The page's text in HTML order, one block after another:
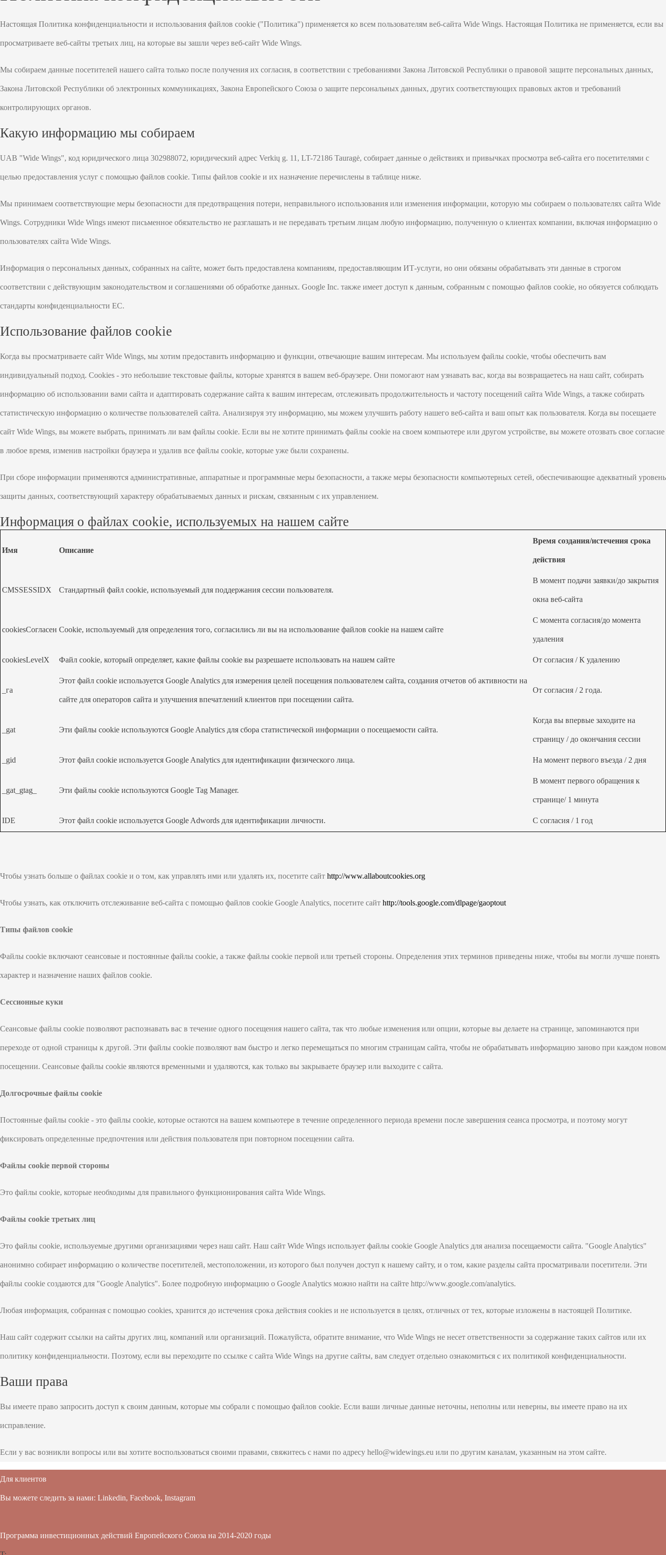
Настоящая Политика конфиденциальности и использования файлов cookie ("Политика") применяется ко всем пользователям веб-сайта Wide Wings. Настоящая Политика не применяется, если вы
просматриваете веб-сайты третьих лиц, на которые вы зашли через веб-сайт Wide Wings.
Мы собираем данные посетителей нашего сайта только после получения их согласия, в соответствии с требованиями Закона Литовской Республики о правовой защите персональных данных,
Закона Литовской Республики об электронных коммуникациях, Закона Европейского Союза о защите персональных данных, других соответствующих правовых актов и требований
контролирующих органов.
Какую информацию мы собираем
UAB "Wide Wings", код юридического лица 302988072, юридический адрес Verkių g. 11, LT-72186 Tauragė, собирает данные о действиях и привычках просмотра веб-сайта его посетителями с
целью предоставления услуг с помощью файлов cookie. Типы файлов cookie и их назначение перечислены в таблице ниже.
Мы принимаем соответствующие меры безопасности для предотвращения потери, неправильного использования или изменения информации, которую мы собираем о пользователях сайта Wide
Wings. Сотрудники Wide Wings имеют письменное обязательство не разглашать и не передавать третьим лицам любую информацию, полученную о клиентах компании, включая информацию о
пользователях сайта Wide Wings.
Информация о персональных данных, собранных на сайте, может быть предоставлена компаниям, предоставляющим ИТ-услуги, но они обязаны обрабатывать эти данные в строгом
соответствии с действующим законодательством и соглашениями об обработке данных. Google Inc. также имеет доступ к данным, собранным с помощью файлов cookie, но обязуется соблюдать
стандарты конфиденциальности ЕС.
Использование файлов cookie
Когда вы просматриваете сайт Wide Wings, мы хотим предоставить информацию и функции, отвечающие вашим интересам. Мы используем файлы cookie, чтобы обеспечить вам
индивидуальный подход. Cookies - это небольшие текстовые файлы, которые хранятся в вашем веб-браузере. Они помогают нам узнавать вас, когда вы возвращаетесь на наш сайт, собирать
информацию об использовании вами сайта и адаптировать содержание сайта к вашим интересам, отслеживать продолжительность и частоту посещений сайта Wide Wings, а также собирать
статистическую информацию о количестве пользователей сайта. Анализируя эту информацию, мы можем улучшить работу нашего веб-сайта и ваш опыт как пользователя. Когда вы посещаете
сайт Wide Wings, вы можете выбрать, принимать ли вам файлы cookie. Если вы не хотите принимать файлы cookie на своем компьютере или другом устройстве, вы можете отозвать свое согласие
в любое время, изменив настройки браузера и удалив все файлы cookie, которые уже были сохранены.
При сборе информации применяются административные, аппаратные и программные меры безопасности, а также меры безопасности компьютерных сетей, обеспечивающие адекватный уровень
защиты данных, соответствующий характеру обрабатываемых данных и рискам, связанным с их управлением.
Информация о файлах cookie, используемых на нашем сайте
Имя Описание
Время создания/истечения срока
действия
CMSSESSIDX Стандартный файл cookie, используемый для поддержания сессии пользователя.
В момент подачи заявки/до закрытия
окна веб-сайта
cookiesСогласен Cookie, используемый для определения того, согласились ли вы на использование файлов cookie на нашем сайте
С момента согласия/до момента
удаления
cookiesLevelX Файл cookie, который определяет, какие файлы cookie вы разрешаете использовать на нашем сайте От согласия / К удалению
_га
Этот файл cookie используется Google Analytics для измерения целей посещения пользователем сайта, создания отчетов об активности на
сайте для операторов сайта и улучшения впечатлений клиентов при посещении сайта.
От согласия / 2 года.
_gat Эти файлы cookie используются Google Analytics для сбора статистической информации о посещаемости сайта.
Когда вы впервые заходите на
страницу / до окончания сессии
_gid Этот файл cookie используется Google Analytics для идентификации физического лица. На момент первого въезда / 2 дня
_gat_gtag_ Эти файлы cookie используются Google Tag Manager.
В момент первого обращения к
странице/ 1 минута
IDE Этот файл cookie используется Google Adwords для идентификации личности. С согласия / 1 год
Чтобы узнать больше о файлах cookie и о том, как управлять ими или удалять их, посетите сайт http://www.allaboutcookies.org
Чтобы узнать, как отключить отслеживание веб-сайта с помощью файлов cookie Google Analytics, посетите сайт http://tools.google.com/dlpage/gaoptout
Типы файлов cookie
Файлы cookie включают сеансовые и постоянные файлы cookie, а также файлы cookie первой или третьей стороны. Определения этих терминов приведены ниже, чтобы вы могли лучше понять
характер и назначение наших файлов cookie.
Сессионные куки
Сеансовые файлы cookie позволяют распознавать вас в течение одного посещения нашего сайта, так что любые изменения или опции, которые вы делаете на странице, запоминаются при
переходе от одной страницы к другой. Эти файлы cookie позволяют вам быстро и легко перемещаться по многим страницам сайта, чтобы не обрабатывать информацию заново при каждом новом
посещении. Сеансовые файлы cookie являются временными и удаляются, как только вы закрываете браузер или выходите с сайта.
Долгосрочные файлы cookie
Постоянные файлы cookie - это файлы cookie, которые остаются на вашем компьютере в течение определенного периода времени после завершения сеанса просмотра, и поэтому могут
фиксировать определенные предпочтения или действия пользователя при повторном посещении сайта.
Файлы cookie первой стороны
Это файлы cookie, которые необходимы для правильного функционирования сайта Wide Wings.
Файлы cookie третьих лиц
Это файлы cookie, используемые другими организациями через наш сайт. Наш сайт Wide Wings использует файлы cookie Google Analytics для анализа посещаемости сайта. "Google Analytics"
анонимно собирает информацию о количестве посетителей, местоположении, из которого был получен доступ к нашему сайту, и о том, какие разделы сайта просматривали посетители. Эти
файлы cookie создаются для "Google Analytics". Более подробную информацию о Google Analytics можно найти на сайте http://www.google.com/analytics.
Любая информация, собранная с помощью cookies, хранится до истечения срока действия cookies и не используется в целях, отличных от тех, которые изложены в настоящей Политике.
Наш сайт содержит ссылки на сайты других лиц, компаний или организаций. Пожалуйста, обратите внимание, что Wide Wings не несет ответственности за содержание таких сайтов или их
политику конфиденциальности. Поэтому, если вы переходите по ссылке с сайта Wide Wings на другие сайты, вам следует отдельно ознакомиться с их политикой конфиденциальности.
Ваши права
Вы имеете право запросить доступ к своим данным, которые мы собрали с помощью файлов cookie. Если ваши личные данные неточны, неполны или неверны, вы имеете право на их
исправление.
Если у вас возникли вопросы или вы хотите воспользоваться своими правами, свяжитесь с нами по адресу hello@widewings.eu или по другим каналам, указанным на этом сайте.
Для клиентов
Вы можете следить за нами: Linkedin, Facebook, Instagram
Программа инвестиционных действий Европейского Союза на 2014-2020 годы